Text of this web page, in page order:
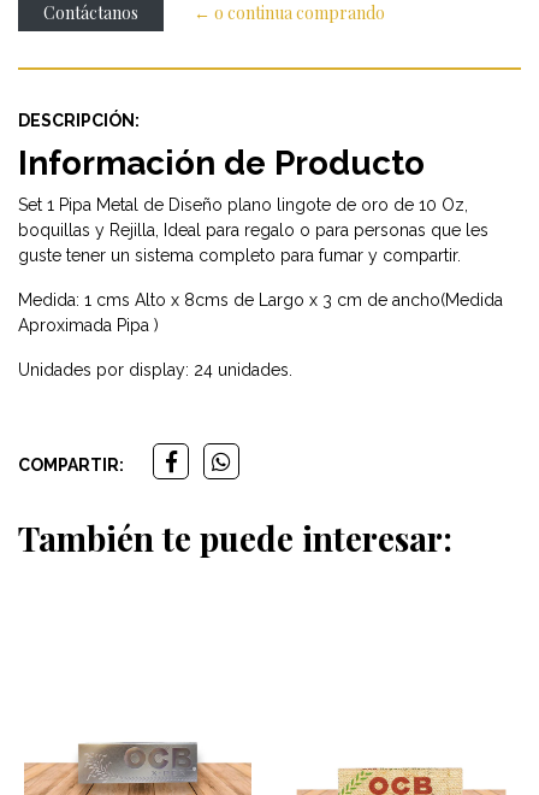
Contáctanos ← o continua comprando
DESCRIPCIÓN:
Información de Producto
Set 1 Pipa Metal de Diseño plano lingote de oro de 10 Oz,
boquillas y Rejilla, Ideal para regalo o para personas que les
guste tener un sistema completo para fumar y compartir.
Medida: 1 cms Alto x 8cms de Largo x 3 cm de ancho(Medida
Aproximada Pipa )
Unidades por display: 24 unidades.
COMPARTIR:
También te puede interesar: